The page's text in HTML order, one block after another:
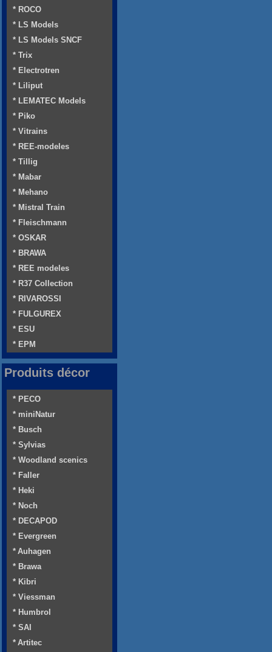
* ROCO
* LS Models
* LS Models SNCF
* Trix
* Electrotren
* Liliput
* LEMATEC Models
* Piko
* Vitrains
* REE-modeles
* Tillig
* Mabar
* Mehano
* Mistral Train
* Fleischmann
* OSKAR
* BRAWA
* REE modeles
* R37 Collection
* RIVAROSSI
* FULGUREX
* ESU
* EPM
Produits décor
* PECO
* miniNatur
* Busch
* Sylvias
* Woodland scenics
* Faller
* Heki
* Noch
* DECAPOD
* Evergreen
* Auhagen
* Brawa
* Kibri
* Viessman
* Humbrol
* SAI
* Artitec